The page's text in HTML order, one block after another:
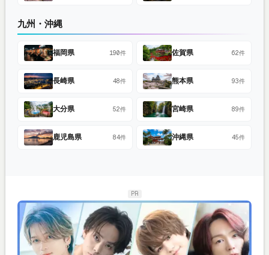
九州・沖縄
福岡県 190件 佐賀県 62件
長崎県 48件 熊本県 93件
大分県 52件 宮崎県 89件
鹿児島県 84件 沖縄県 45件
PR